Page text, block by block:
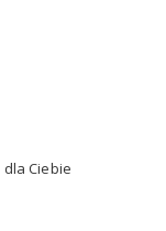
Ciebie